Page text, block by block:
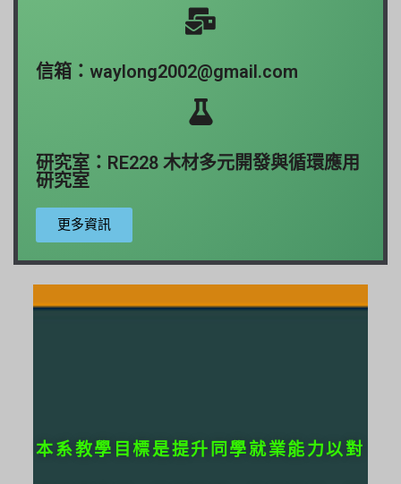
信箱： waylong2002@gmail.com
研究室： RE228 木材多元開發與循環應用
研究室
更多資訊
本系教學目標是提升同學就業能力以對